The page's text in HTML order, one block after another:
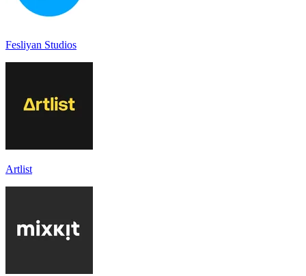
Fesliyan Studios
Artlist